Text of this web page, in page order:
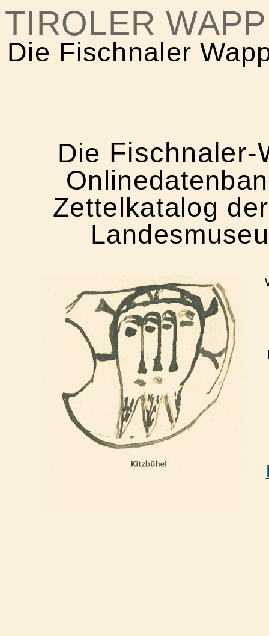
TIROLER
Die Fischnaler
Die Fischnaler-
Zettelkatalog